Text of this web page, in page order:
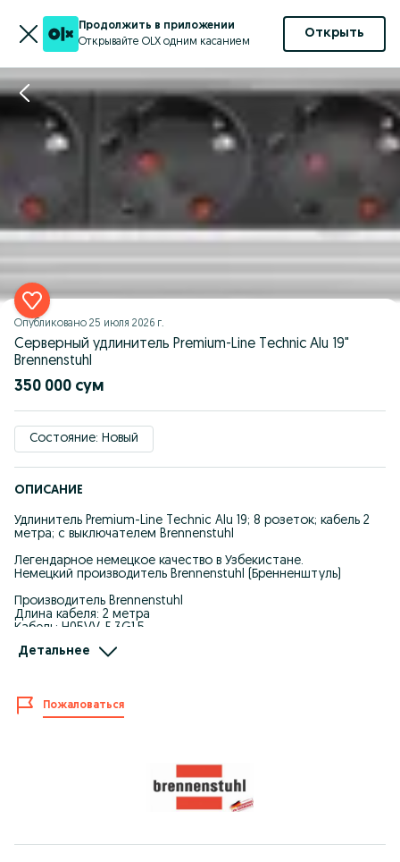
Продолжить в приложении
Открывайте OLX одним касанием
Открыть
Опубликовано 25 июля 2026 г.
Серверный удлинитель Premium-Line Technic Alu 19"
Brennenstuhl
350 000 сум
Состояние: Новый
ОПИСАНИЕ
Удлинитель Premium-Line Technic Alu 19; 8 розеток; кабель 2
метра; с выключателем Brennenstuhl
Легендарное немецкое качество в Узбекистане.
Немецкий производитель Brennenstuhl (Бренненштуль)
Производитель Brennenstuhl
Длина кабеля: 2 метра
Кабель: H05VV-F 3G1,5
Розетки: 8 штук
Выключатель: есть
Сетевой фильтр 19 Technic Alu предназначен для
можно под любым углом, и друг над другом, благодаря
расположению каждой отдельной розетки под углом 45
градусов. Всего блок насчитывает 8 розеток, каждая из
которых заземлена. Устройство оснащено специальным
выключателем, который обесточивает все восемь розеток
блока выполнен из ударопрочного металла, а корпус
Детальнее
Пожаловаться